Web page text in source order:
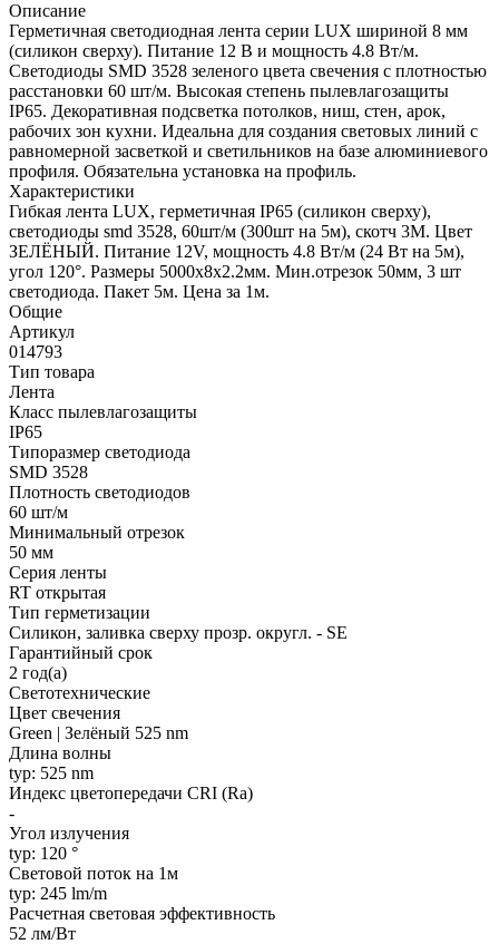
Описание
Герметичная светодиодная лента серии LUX шириной 8 мм
(силикон сверху). Питание 12 В и мощность 4.8 Вт/м.
Светодиоды SMD 3528 зеленого цвета свечения с плотностью
расстановки 60 шт/м. Высокая степень пылевлагозащиты
IP65. Декоративная подсветка потолков, ниш, стен, арок,
рабочих зон кухни. Идеальна для создания световых линий с
равномерной засветкой и светильников на базе алюминиевого
профиля. Обязательна установка на профиль.
Характеристики
Гибкая лента LUX, герметичная IP65 (силикон сверху),
светодиоды smd 3528, 60шт/м (300шт на 5м), скотч 3М. Цвет
ЗЕЛЁНЫЙ. Питание 12V, мощность 4.8 Вт/м (24 Вт на 5м),
угол 120°. Размеры 5000х8x2.2мм. Мин.отрезок 50мм, 3 шт
светодиода. Пакет 5м. Цена за 1м.
Общие
Артикул
014793
Тип товара
Лента
Класс пылевлагозащиты
IP65
Типоразмер светодиода
SMD 3528
Плотность светодиодов
60 шт/м
Минимальный отрезок
50 мм
Серия ленты
RT открытая
Тип герметизации
Силикон, заливка сверху прозр. округл. - SE
Гарантийный срок
2 год(а)
Светотехнические
Цвет свечения
Green | Зелёный 525 nm
Длина волны
typ: 525 nm
Индекс цветопередачи CRI (Ra)
-
Угол излучения
typ: 120 °
Световой поток на 1м
typ: 245 lm/m
Расчетная световая эффективность
52 лм/Вт